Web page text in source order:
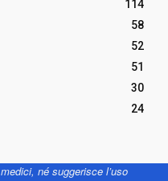
114
58
52
51
30
24
né suggerisce l’uso